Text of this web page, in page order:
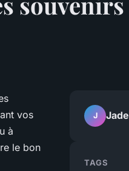
vos
à
le bon
J Jade
TAGS